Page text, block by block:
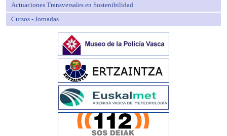
Actuaciones Transversales en Sostenibilidad
Cursos - Jornadas